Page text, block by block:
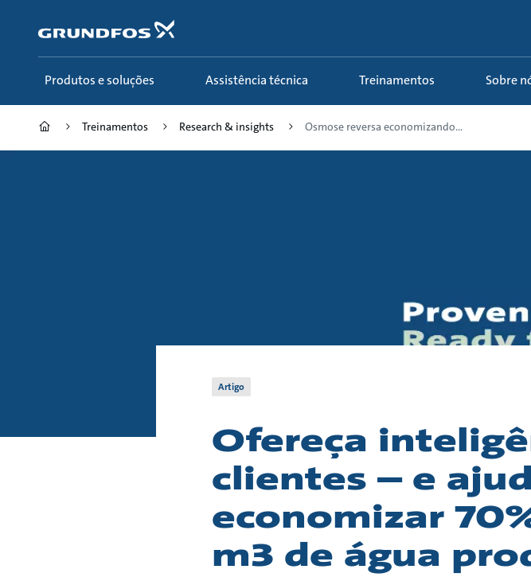
conteúdo
principal
Produtos e soluções Assistência técnica Treinamentos Sobre
Treinamentos Research & insights Osmose reversa economizando...
Artigo
Ofereça
clientes – e
economizar
m3 de água